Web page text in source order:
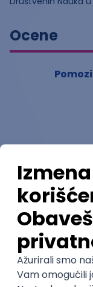
Ocene
Nastavni
Stečeno znanje
Karijerne